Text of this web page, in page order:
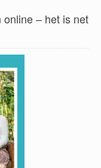
– het is net